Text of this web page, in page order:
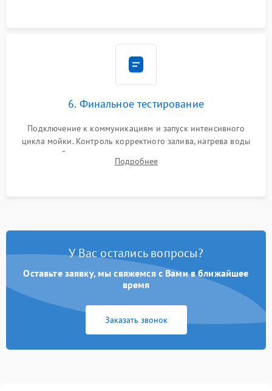
6. Финальное тестирование
Подключение к коммуникациям и запуск интенсивного
цикла мойки. Контроль корректного залива, нагрева воды
до нужной температуры, отсутствия посторонних шумов,
штатного слива и абсолютной сухости в поддоне.
Подробнее
У Вас остались вопросы?
Оставьте заявку, мы свяжемся с Вами в ближайшее
время
Заказать звонок